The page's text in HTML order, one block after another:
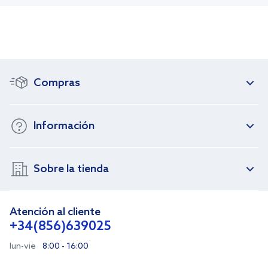
Compras
Información
Sobre la tienda
Atención al cliente
+34(856)639025
lun-vie 8:00 - 16:00